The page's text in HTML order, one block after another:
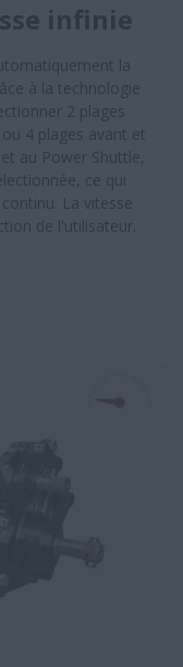
infinie
la
à la technologie
2 plages
4 plages avant et
au Power Shuttle,
ce qui
La vitesse
de l'utilisateur.